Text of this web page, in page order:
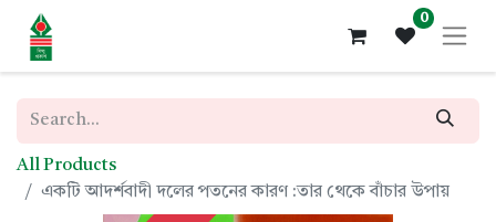
0
All Products
একটি আদর্শবাদী দলের পতনের কারণ :তার থেকে বাঁচার উপায়